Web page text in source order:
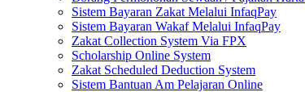
Sistem Bayaran Zakat Melalui InfaqPay
Sistem Bayaran Wakaf Melalui InfaqPay
Zakat Collection System Via FPX
Scholarship Online System
Zakat Scheduled Deduction System
Sistem Bantuan Am Pelajaran Online